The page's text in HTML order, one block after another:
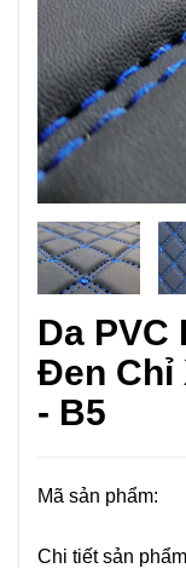
Da PVC
Đen Chỉ
- B5
Mã sản phẩm:
Chi tiết sản